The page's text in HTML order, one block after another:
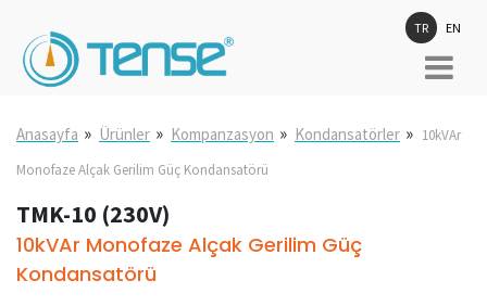
TR EN
Anasayfa » Ürünler » Kompanzasyon » Kondansatörler » 10kVAr
Monofaze Alçak Gerilim Güç Kondansatörü
TMK-10 (230V)
10kVAr Monofaze Alçak Gerilim Güç
Kondansatörü